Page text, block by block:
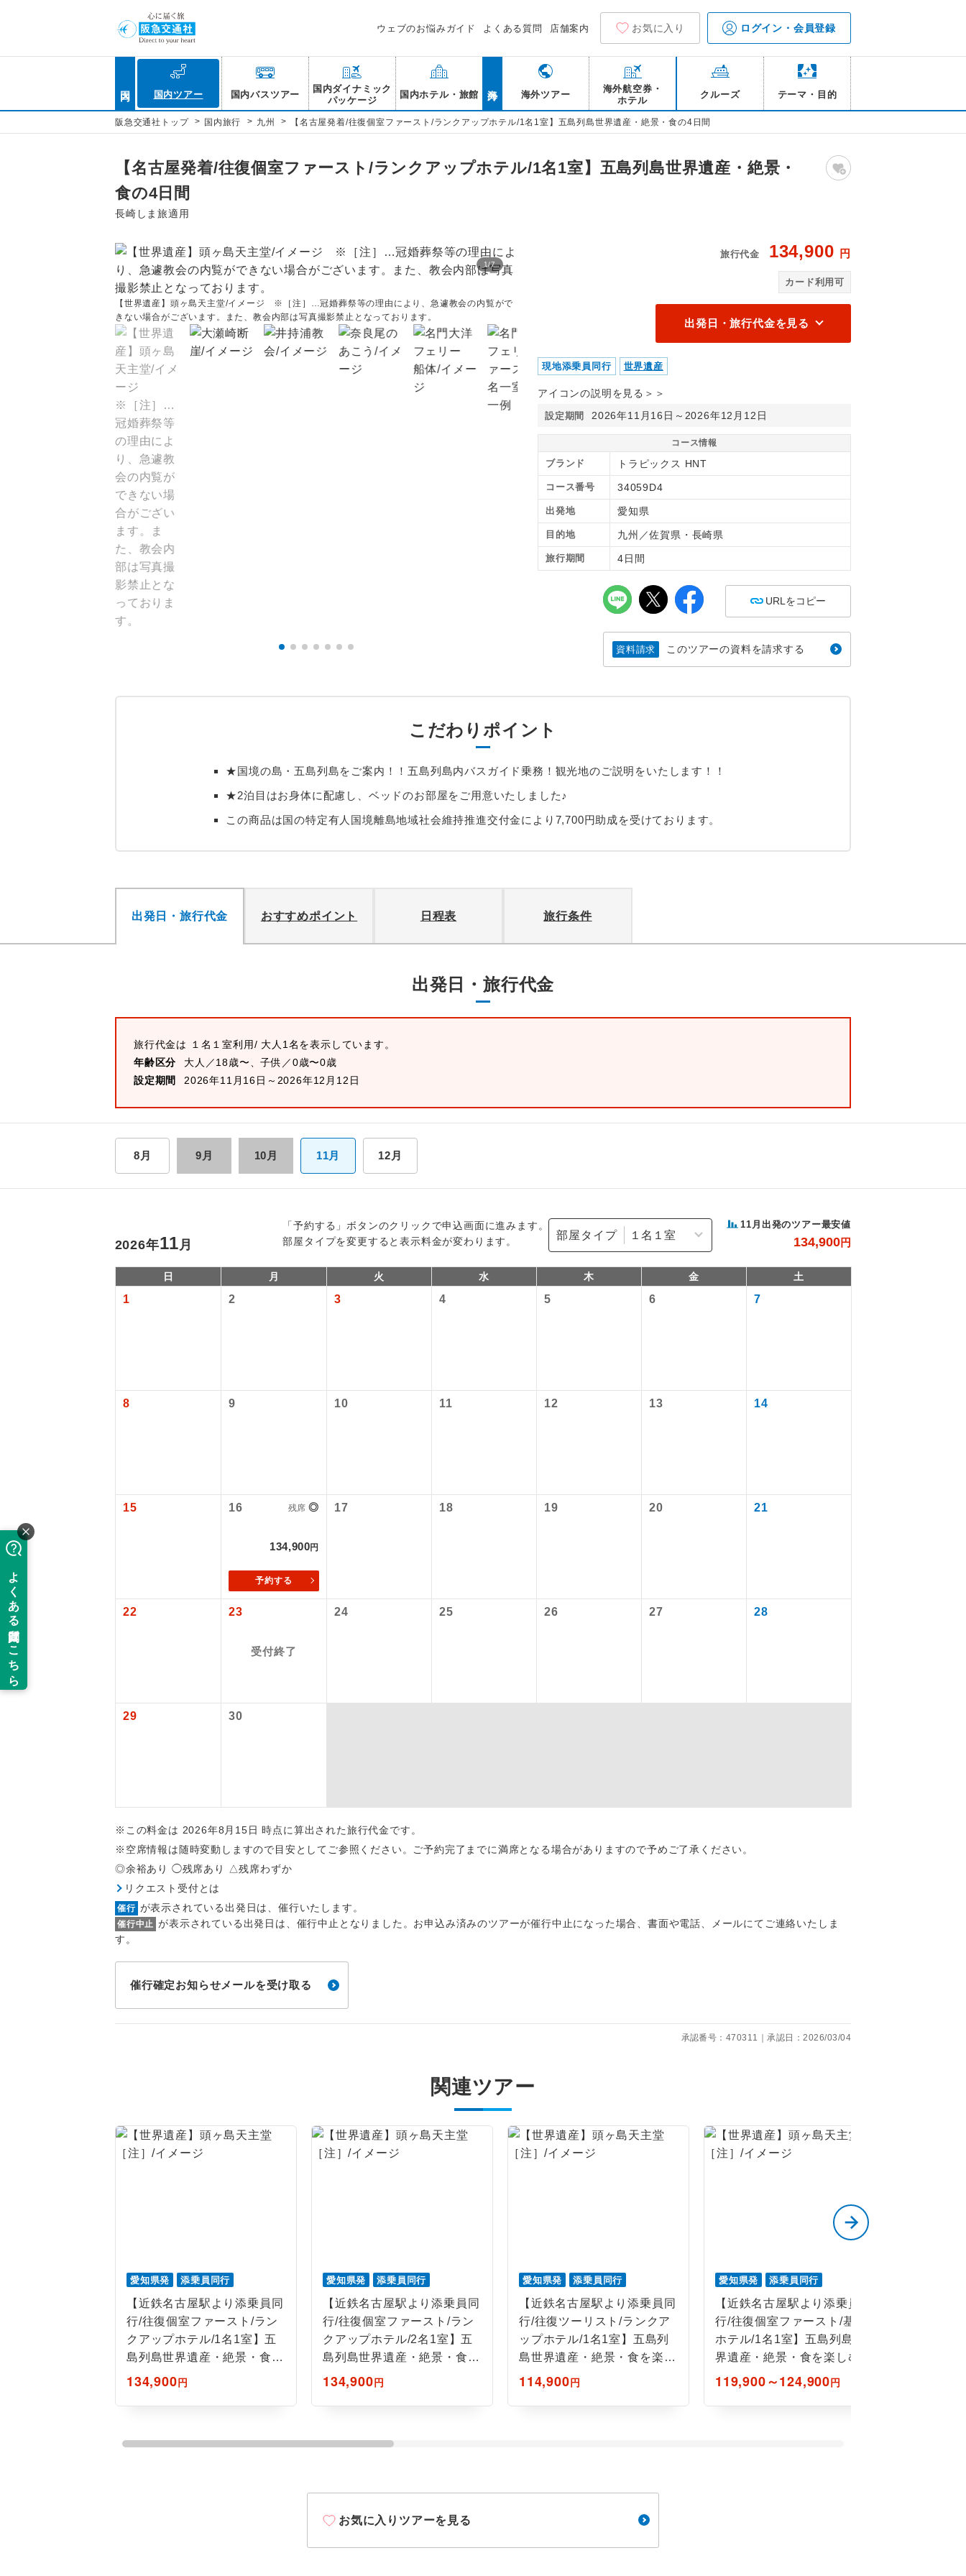
ウェブのお悩みガイド よくある質問 店舗案内 お気に入り ログイン・会員登録
国内ツアー 国内バスツアー
国内ダイナミック
パッケージ
国内ホテル・旅館 海外ツアー
海外航空券・
ホテル
クルーズ テーマ・目的
阪急交通社トップ > 国内旅行 > 九州 > 【名古屋発着/往復個室ファースト/ランクアップホテル/1名1室】五島列島世界遺産・絶景・食の4日間
【名古屋発着/往復個室ファースト/ランクアップホテル/1名1室】五島列島世界遺産・絶景・
食の4日間
長崎しま旅適用
1/7
【世界遺産】頭ヶ島天主堂/イメージ ※［注］…冠婚葬祭等の理由により、急遽教会の内覧がで
きない場合がございます。また、教会内部は写真撮影禁止となっております。
旅行代金 134,900 円
カード利用可
出発日・旅行代金を見る
現地添乗員同行 世界遺産
アイコンの説明を見る＞＞
設定期間 2026年11月16日～2026年12月12日
コース情報
ブランド トラピックス HNT
コース番号 34059D4
出発地 愛知県
目的地 九州／佐賀県・長崎県
旅行期間 4日間
URLをコピー
資料請求 このツアーの資料を請求する
こだわりポイント
★国境の島・五島列島をご案内！！五島列島内バスガイド乗務！観光地のご説明をいたします！！
★2泊目はお身体に配慮し、ベッドのお部屋をご用意いたしました♪
この商品は国の特定有人国境離島地域社会維持推進交付金により7,700円助成を受けております。
出発日・旅行代金 おすすめポイント 日程表 旅行条件
出発日・旅行代金
旅行代金は １名１室利用/ 大人1名を表示しています。
年齢区分
大人／18歳〜、子供／0歳〜0歳
設定期間
2026年11月16日～2026年12月12日
8月 9月 10月 11月 12月
「予約する」ボタンのクリックで申込画面に進みます。
部屋タイプを変更すると表示料金が変わります。
部屋タイプ
11 月出発のツアー最安値
134,900円
2026年11 月
日 月 火 水 木 金 土
1 2 3 4 5 6 7
8 9 10 11 12 13 14
15 16 残席 ◎
134,900円
予約する
17 18 19 20 21
22 23
受付終了
24 25 26 27 28
29 30
※この料金は 2026年8月15日 時点に算出された旅行代金です。
※空席情報は随時変動しますので目安としてご参照ください。ご予約完了までに満席となる場合がありますので予めご了承ください。
◎余裕あり ◯残席あり △残席わずか
リクエスト受付とは
催行 が表示されている出発日は、催行いたします。
催行中止 が表示されている出発日は、催行中止となりました。お申込み済みのツアーが催行中止になった場合、書面や電話、メールにてご連絡いたしま
す。
催行確定お知らせメールを受け取る
承認番号：470311｜承認日：2026/03/04
関連ツアー
愛知県発 添乗員同行
【近鉄名古屋駅より添乗員同
行/往復個室ファースト/ラン
クアップホテル/1名1室】五
島列島世界遺産・絶景・食を
楽しむ4日間
134,900円
愛知県発 添乗員同行
【近鉄名古屋駅より添乗員同
行/往復個室ファースト/ラン
クアップホテル/2名1室】五
島列島世界遺産・絶景・食を
楽しむ4日間
134,900円
愛知県発 添乗員同行
【近鉄名古屋駅より添乗員同
行/往復ツーリスト/ランクア
ップホテル/1名1室】五島列
島世界遺産・絶景・食を楽し
む4日間
114,900円
愛知県発 添乗員同行
【近鉄名古屋駅より添乗員同
行/往復個室ファースト/基本
ホテル/1名1室】五島列島世
界遺産・絶景・食を楽しむ4
日間
119,900～124,900円
お気に入りツアーを見る
添乗員同行
往路出発空港（駅）から復路到着空港（駅）まで同行しま
バスガイド乗務 バスガイドが乗務し、車内での観光案内があります。
全食事付き
全てのお食事が付いていますので、お食事の心配はいりませ
周りの音を気にせず、ガイドさんの説明をじっくり聞くこと
1名様催行
1名様1室利用でも追加料金がかからないコースです。
ご夫婦限定でご参加いただけるコースです。
女性限定 女性限定でご参加いただけるコースです。
おひとり様バス2席利用 おひとり様でバス席を2席利⽤できます。